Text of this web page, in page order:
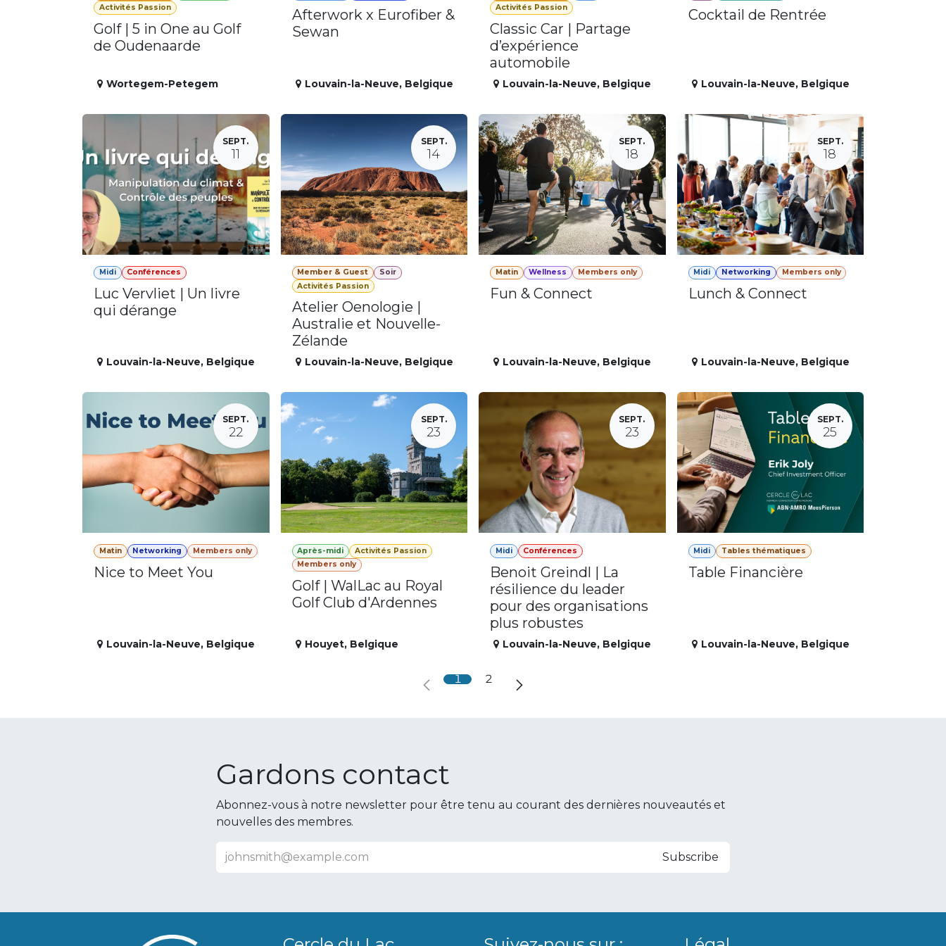
Activités Passion
Golf | 5 in One au Golf
de Oudenaarde
Wortegem-Petegem
Afterwork x Eurofiber &
Sewan
Louvain-la-Neuve, Belgique
Activités Passion
Classic Car | Partage
d’expérience
automobile
Louvain-la-Neuve, Belgique
Cocktail de Rentrée
Louvain-la-Neuve, Belgique
SEPT.
11
Midi Conférences
Luc Vervliet | Un livre
qui dérange
Louvain-la-Neuve, Belgique
SEPT.
14
Member & Guest
Soir
Activités Passion
Atelier Oenologie |
Australie et Nouvelle-
Zélande
Louvain-la-Neuve, Belgique
SEPT.
18
Matin Wellness Members only
Fun & Connect
Louvain-la-Neuve, Belgique
SEPT.
18
Midi Networking Members only
Lunch & Connect
Louvain-la-Neuve, Belgique
SEPT.
22
Matin Networking Members only
Nice to Meet You
Louvain-la-Neuve, Belgique
SEPT.
23
Après-midi
Activités Passion
Members only
Golf | WalLac au Royal
Golf Club d'Ardennes
Houyet, Belgique
SEPT.
23
Midi Conférences
Benoit Greindl | La
résilience du leader
pour des organisations
plus robustes
Louvain-la-Neuve, Belgique
SEPT.
25
Midi Tables thématiques
Table Financière
Louvain-la-Neuve, Belgique
1 2
Gardons contact
Abonnez-vous à notre newsletter pour être tenu au courant des dernières nouveautés et
nouvelles des membres.
Subscribe